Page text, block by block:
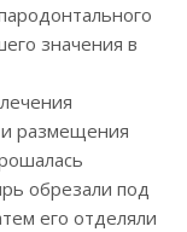
значения в
и размещения
обрезали под
его отделяли